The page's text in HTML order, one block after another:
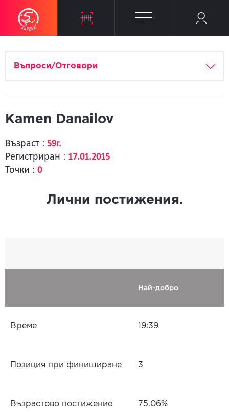
Въпроси/Отговори
Kamen Danailov
Възраст : 59г.
Регистриран : 17.01.2015
Точки : 0
Лични постижения.
Най-добро
Време 19:39
Позиция при финиширане 3
Възрастово постижение 75.06%